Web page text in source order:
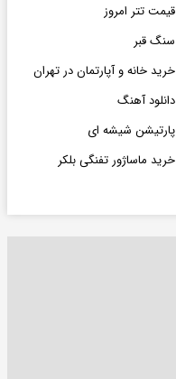
قیمت تتر امروز
سنگ قبر
خرید خانه و آپارتمان در تهران
دانلود آهنگ
پارتیشن شیشه ای
خرید ماساژور تفنگی بلکر